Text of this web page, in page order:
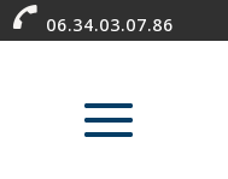
06.34.03.07.86